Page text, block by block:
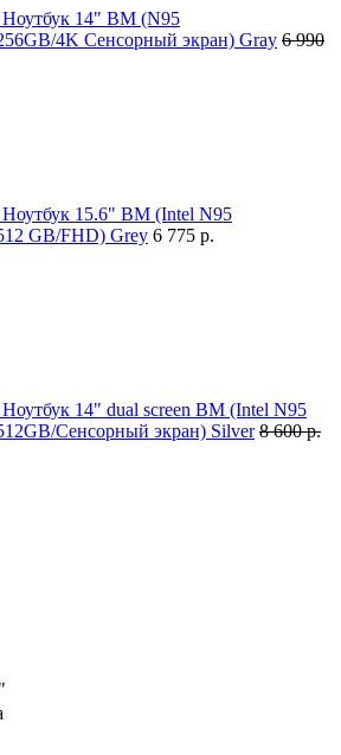
Ноутбук 14" BM (N95
4K Сенсорный экран) Gray 6 990
Ноутбук 15.6" BM (Intel N95
GB/FHD) Grey 6 775 р.
Ноутбук 14" dual screen BM (Intel N95
Сенсорный экран) Silver 8 600 р.